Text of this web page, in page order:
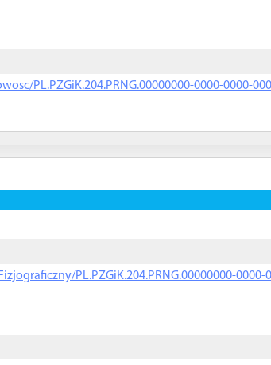
PL.PZGiK.204.PRNG.00000000-0000-0000-
PL.PZGiK.204.PRNG.00000000-0000-